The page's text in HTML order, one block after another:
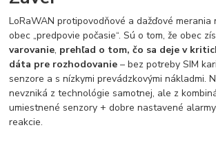
LoRaWAN protipovodňové a dažďové merania
obec „predpovie počasie“. Sú o tom, že obec
varovanie, prehľad o tom, čo sa deje v
dáta pre rozhodovanie – bez potreby SIM
senzore a s nízkymi prevádzkovými nákladmi.
nevzniká z technológie samotnej, ale z
umiestnené senzory + dobre nastavené
reakcie.